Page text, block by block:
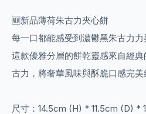
🆕️新品薄荷朱古力夾心餅
每一口都能感受到濃鬱黑朱古力力
這款優雅分層的餅乾靈感來自經
古力，將奢華風味與酥脆口感完美
尺寸：14.5cm (H) * 11.5cm (D) *